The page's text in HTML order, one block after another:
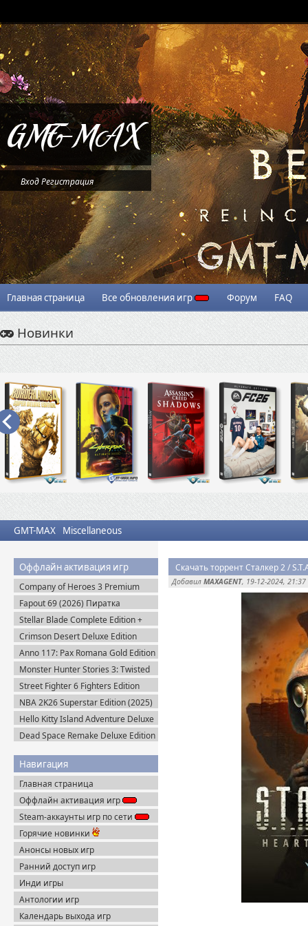
ВходРегистрация
Главная страница Все обновления игр Форум FAQ
Новинки
GMT-MAX Miscellaneous
Оффлайн активация игр
Company of Heroes 3 Premium
Edition (2023) RePack
Fapout 69 (2026) Пиратка
Stellar Blade Complete Edition +
Все DLC (2025) Пиратка
Crimson Desert Deluxe Edition
v.1.14.0 (2026) Portable
Anno 117: Pax Romana Gold Edition
(2025) Uplay-Rip
Monster Hunter Stories 3: Twisted
Reflection (2026) Steam-Rip
Street Fighter 6 Fighters Edition
(2023) Steam-Rip
NBA 2K26 Superstar Edition (2025)
Steam-Rip
Hello Kitty Island Adventure Deluxe
Edition (2025) Steam-Rip
Dead Space Remake Deluxe Edition
Навигация
Главная страница
Оффлайн активация игр
Steam-аккаунты игр по сети
Горячие новинки
Анонсы новых игр
Ранний доступ игр
Инди игры
Антологии игр
Календарь выхода игр
Добавил MAXAGENT, 19-12-2024, 21:37